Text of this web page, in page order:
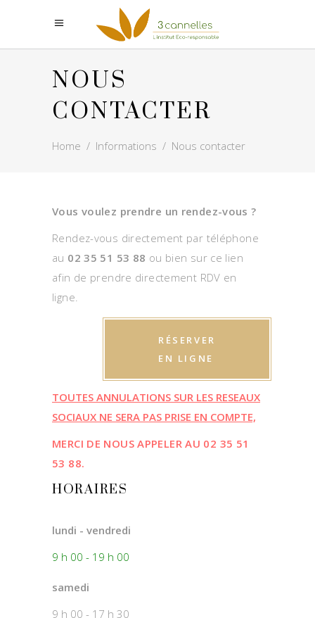
NOUS
CONTACTER
Home / Informations / Nous contacter
Vous voulez prendre un rendez-vous ?
Rendez-vous directement par téléphone
au 02 35 51 53 88 ou bien sur ce lien
afin de prendre directement RDV en
ligne.
RÉSERVER
EN LIGNE
TOUTES ANNULATIONS SUR LES RESEAUX
SOCIAUX NE SERA PAS PRISE EN COMPTE,
MERCI DE NOUS APPELER AU 02 35 51
53 88.
HORAIRES
lundi - vendredi
9 h 00 - 19 h 00
samedi
9 h 00 - 17 h 30